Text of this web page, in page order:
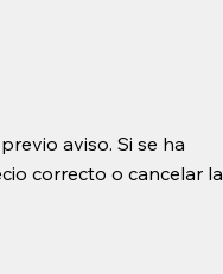
aviso. Si se ha
correcto o cancelar la